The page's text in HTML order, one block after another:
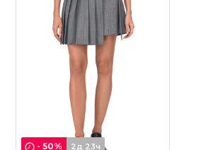
-50% 2д 23ч